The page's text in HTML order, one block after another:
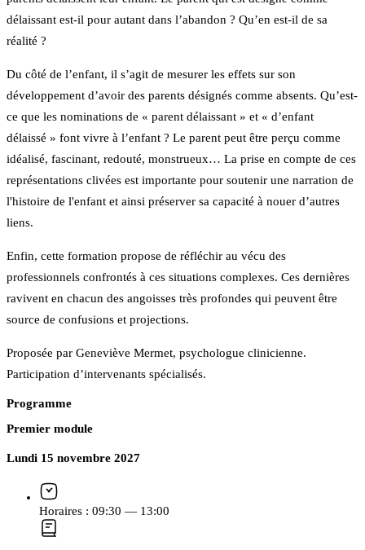
délaissant est-il pour autant dans l’abandon ? Qu’en est-il de sa
réalité ?
Du côté de l’enfant, il s’agit de mesurer les effets sur son
développement d’avoir des parents désignés comme absents. Qu’est-
ce que les nominations de « parent délaissant » et « d’enfant
délaissé » font vivre à l’enfant ? Le parent peut être perçu comme
idéalisé, fascinant, redouté, monstrueux… La prise en compte de ces
représentations clivées est importante pour soutenir une narration de
l'histoire de l'enfant et ainsi préserver sa capacité à nouer d’autres
liens.
Enfin, cette formation propose de réfléchir au vécu des
professionnels confrontés à ces situations complexes. Ces dernières
ravivent en chacun des angoisses très profondes qui peuvent être
source de confusions et projections.
Proposée par Geneviève Mermet, psychologue clinicienne.
Participation d’intervenants spécialisés.
Programme
Premier module
Lundi 15 novembre 2027
Horaires : 09:30 — 13:00